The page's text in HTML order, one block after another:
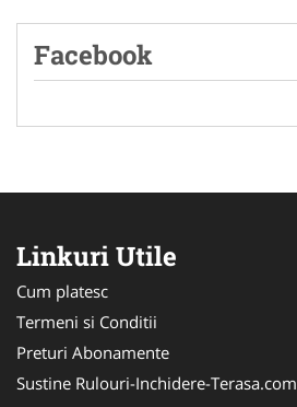
Facebook
Linkuri Utile
Cum platesc
Termeni si Conditii
Preturi Abonamente
Sustine Rulouri-Inchidere-Terasa.com